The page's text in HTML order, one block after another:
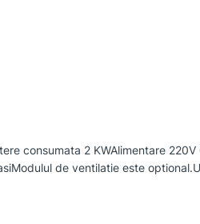
consumata 2 KWAlimentare
de ventilatie este